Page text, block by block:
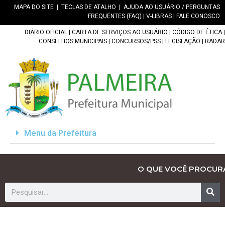
MAPA DO SITE TECLAS DE ATALHO
AJUDA AO USUÁRIO / PERGUNTAS
FREQUENTES (FAQ)
V-LIBRAS FALE CONOSCO
DIÁRIO OFICIAL CARTA DE SERVIÇOS AO USUÁRIO CÓDIGO DE ÉTICA|
CONSELHOS MUNICIPAIS
CONCURSOS/PSS LEGISLAÇÃO RADAR
Menu da Prefeitura
O QUE VOCÊ